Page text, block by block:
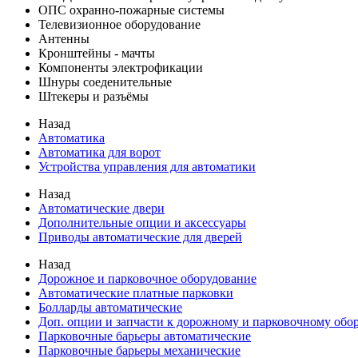
ОПС охранно-пожарные системы
Телевизионное оборудование
Антенны
Кронштейны - мачты
Компоненты электрофикации
Шнуры соеденительные
Штекеры и разъёмы
Назад
Автоматика
Автоматика для ворот
Устройства управления для автоматики
Назад
Автоматические двери
Дополнительные опции и аксессуары
Приводы автоматические для дверей
Назад
Дорожное и парковочное оборудование
Автоматические платные парковки
Болларды автоматические
Доп. опции и запчасти к дорожному и парковочному
Парковочные барьеры автоматические
Парковочные барьеры механические